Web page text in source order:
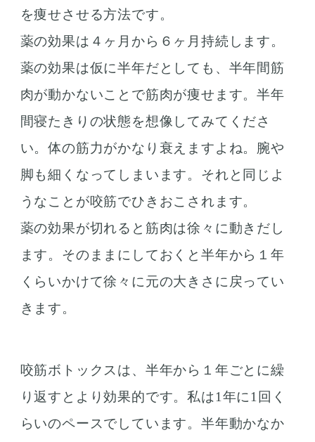
を痩せさせる方法です。
薬の効果は４ヶ月から６ヶ月持続します。
薬の効果は仮に半年だとしても、半年間筋
肉が動かないことで筋肉が痩せます。半年
間寝たきりの状態を想像してみてくださ
い。体の筋力がかなり衰えますよね。腕や
脚も細くなってしまいます。それと同じよ
うなことが咬筋でひきおこされます。
薬の効果が切れると筋肉は徐々に動きだし
ます。そのままにしておくと半年から１年
くらいかけて徐々に元の大きさに戻ってい
きます。
咬筋ボトックスは、半年から１年ごとに繰
り返すとより効果的です。私は1年に1回く
らいのペースでしています。半年動かなか